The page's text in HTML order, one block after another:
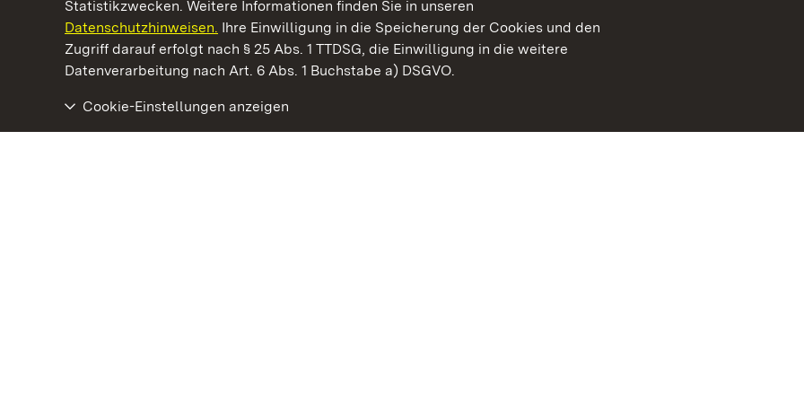
Statistikzwecken. Weitere Informationen finden Sie in unseren
Datenschutzhinweisen. Ihre Einwilligung in die Speicherung der Cookies und den
Zugriff darauf erfolgt nach § 25 Abs. 1 TTDSG, die Einwilligung in die weitere
Datenverarbeitung nach Art. 6 Abs. 1 Buchstabe a) DSGVO.
Cookie-Einstellungen anzeigen
Kommen. Staunen. Genießen.